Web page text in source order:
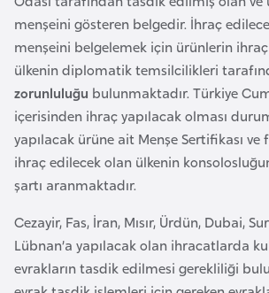
menşeini gösteren belgedir. İhraç
menşeini belgelemek için ürünlerin
ülkenin diplomatik temsilcilikleri
zorunluluğu bulunmaktadır. Türkiye
içerisinden ihraç yapılacak olması
yapılacak ürüne ait Menşe Sertifikası
ihraç edilecek olan ülkenin
şartı aranmaktadır.
Cezayir, Fas, İran, Mısır, Ürdün, Dubai,
Lübnan’a yapılacak olan ihracatlarda
evrakların tasdik edilmesi gerekliliği
B
a
n
g
a
d
e